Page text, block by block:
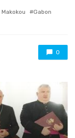
Gabon
0